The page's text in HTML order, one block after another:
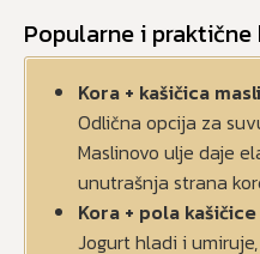
Popularne i
Kora + kašičica
Odlična opcija za
Maslinovo ulje daje
unutrašnja strana
Kora + pola
Jogurt hladi i